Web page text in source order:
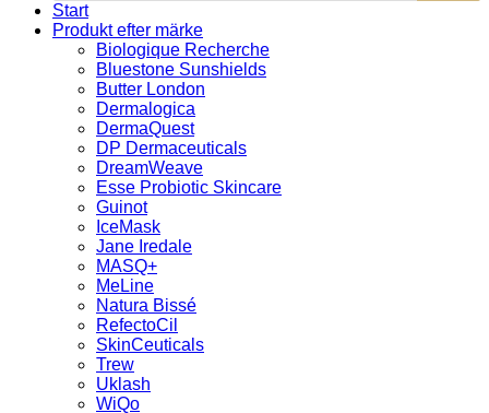
Start
Produkt efter märke
Biologique Recherche
Bluestone Sunshields
Butter London
Dermalogica
DermaQuest
DP Dermaceuticals
DreamWeave
Esse Probiotic Skincare
Guinot
IceMask
Jane Iredale
MASQ+
MeLine
Natura Bissé
RefectoCil
SkinCeuticals
Trew
Uklash
WiQo